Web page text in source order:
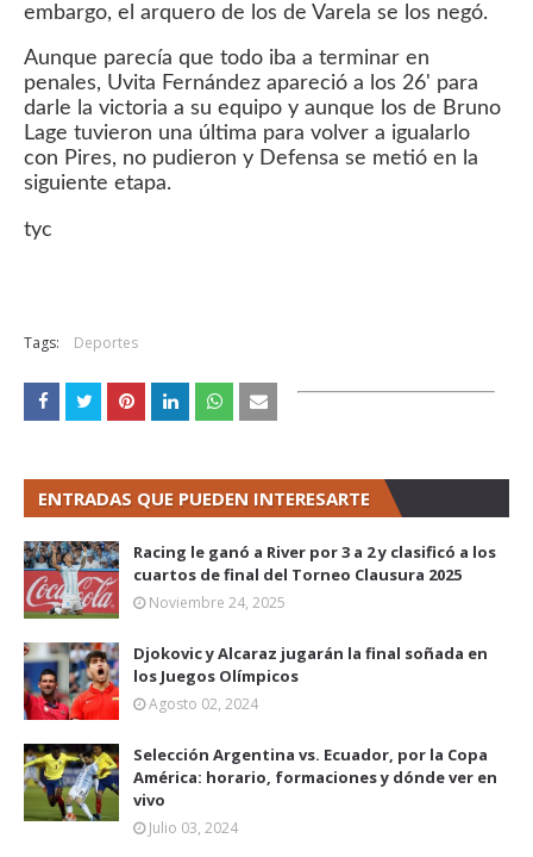
embargo, el arquero de los de Varela se los negó.
Aunque parecía que todo iba a terminar en
penales, Uvita Fernández apareció a los 26' para
darle la victoria a su equipo y aunque los de Bruno
Lage tuvieron una última para volver a igualarlo
con Pires, no pudieron y Defensa se metió en la
siguiente etapa.
tyc
Tags: Deportes
ENTRADAS QUE PUEDEN INTERESARTE
Racing le ganó a River por 3 a 2 y clasificó a los
cuartos de final del Torneo Clausura 2025
Noviembre 24, 2025
Djokovic y Alcaraz jugarán la final soñada en
los Juegos Olímpicos
Agosto 02, 2024
Selección Argentina vs. Ecuador, por la Copa
América: horario, formaciones y dónde ver en
vivo
Julio 03, 2024